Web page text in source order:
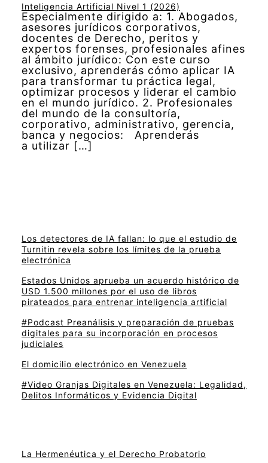
Inteligencia Artificial Nivel 1 (2026)
Especialmente dirigido a: 1. Abogados,
asesores jurídicos corporativos,
docentes de Derecho, peritos y
expertos forenses, profesionales afines
al ámbito jurídico: Con este curso
exclusivo, aprenderás cómo aplicar IA
para transformar tu práctica legal,
optimizar procesos y liderar el cambio
en el mundo jurídico. 2. Profesionales
del mundo de la consultoría,
corporativo, administrativo, gerencia,
banca y negocios: Aprenderás
a utilizar […]
Los detectores de IA fallan: lo que el estudio de
Turnitin revela sobre los límites de la prueba
electrónica
Estados Unidos aprueba un acuerdo histórico de
USD 1.500 millones por el uso de libros
pirateados para entrenar inteligencia artificial
#Podcast Preanálisis y preparación de pruebas
digitales para su incorporación en procesos
judiciales
El domicilio electrónico en Venezuela
#Video Granjas Digitales en Venezuela: Legalidad,
Delitos Informáticos y Evidencia Digital
La Hermenéutica y el Derecho Probatorio